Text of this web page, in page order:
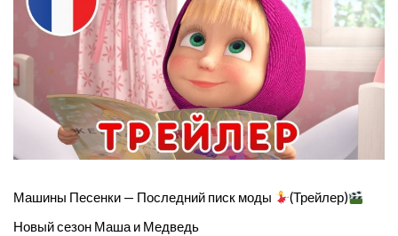
Машины Песенки — Последний писк моды
(Трейлер)
Новый сезон Маша и Медведь